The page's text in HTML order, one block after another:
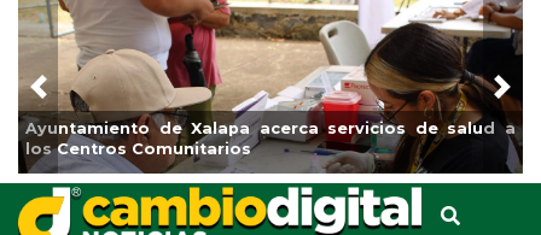
Municipio arrancará primera etapa de rehabilitación en
el boulevard 5 de febrero
Previous